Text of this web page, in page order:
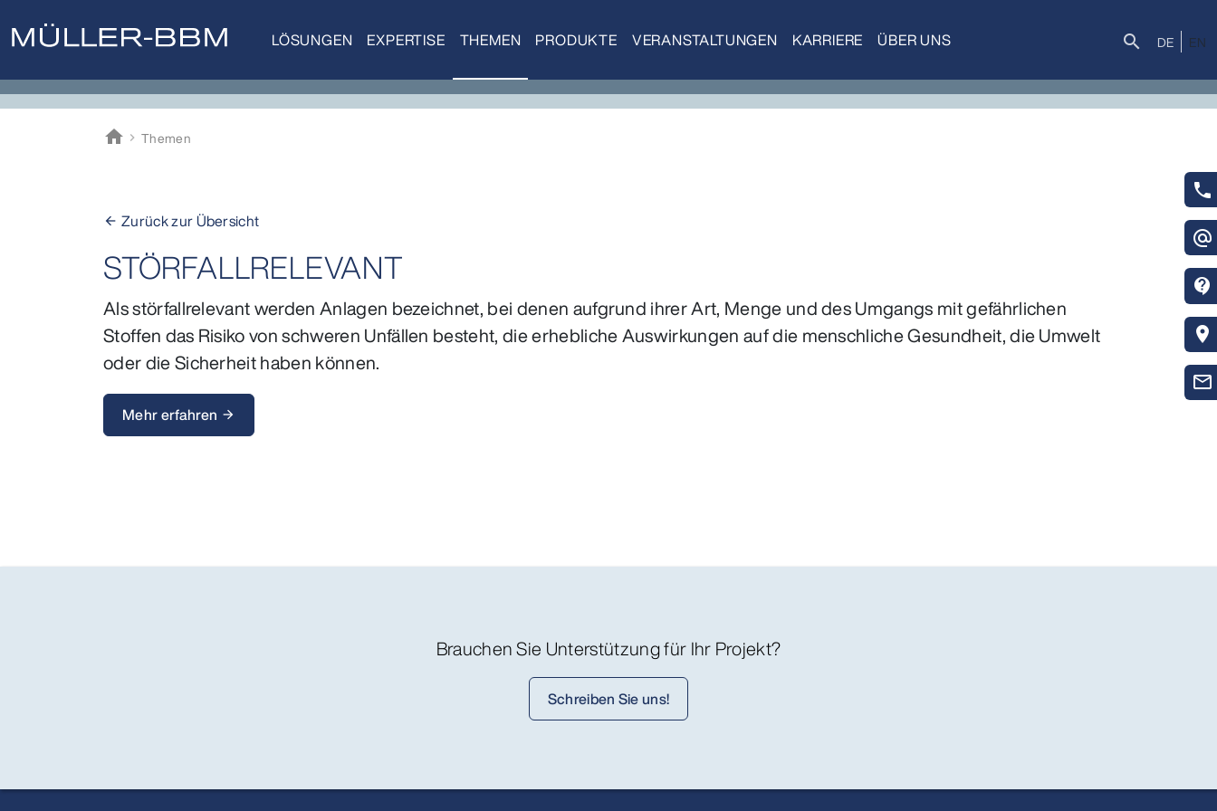
LÖSUNGEN EXPERTISE THEMEN PRODUKTE VERANSTALTUNGEN KARRIERE ÜBER UNS Suche
search DE EN
phone
alternate_email
contact_support
location_on
mail_outline
home
Müller-BBM
Themen
arrow_back Zurück zur Übersicht
STÖRFALLRELEVANT
Als störfallrelevant werden Anlagen bezeichnet, bei denen aufgrund ihrer Art, Menge und des Umgangs mit gefährlichen
Stoffen das Risiko von schweren Unfällen besteht, die erhebliche Auswirkungen auf die menschliche Gesundheit, die Umwelt
oder die Sicherheit haben können.
Mehr erfahren arrow_forward
Brauchen Sie Unterstützung für Ihr Projekt?
Schreiben Sie uns!